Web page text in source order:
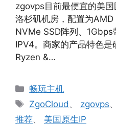
zgovps目前最便宜的美国
洛杉矶机房，配置为AMD
NVMe SSD阵列、1Gbps
IPV4。商家的产品特色
Ryzen &…
分
类
畅玩主机
标
签
ZgoCloud 、 zgovps、
推荐、 美国原生IP